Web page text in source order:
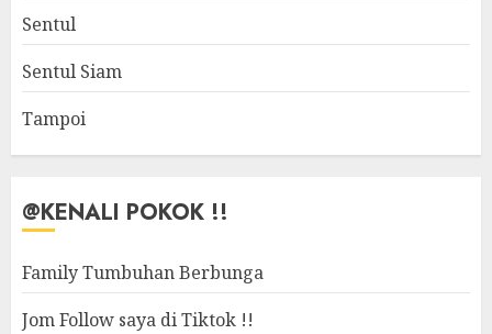
Sentul
Sentul Siam
Tampoi
@KENALI POKOK !!
Family Tumbuhan Berbunga
Jom Follow saya di Tiktok !!